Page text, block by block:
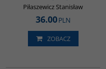
Piłaszewicz Stanisław
36.00PLN
ZOBACZ